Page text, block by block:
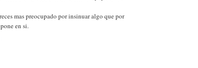
mas preocupado por insinuar algo que por
en si.